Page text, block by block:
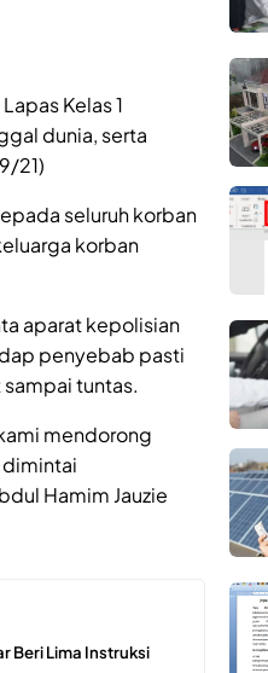
Kelas 1
dunia, serta
21)
seluruh korban
korban
aparat kepolisian
penyebab pasti
tuntas.
mendorong
Hamim Jauzie
Beri Lima Instruksi